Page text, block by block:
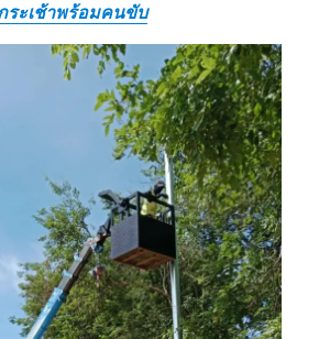
ระเช้าพร้อมคนขับ